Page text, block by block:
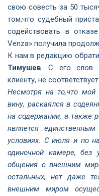
свою совесть за 50
том,что судебный
содействовать в
Venza» получила
К нам в редакцию
Тимушев. С его слов
клиенту, не
Несмотря на то,что мой
вину, раскаялся в
на содержании, а также
является
условиях. С июля и по
одиночной камере, без
общения с внешним
остальных, нет даже
внешним миром